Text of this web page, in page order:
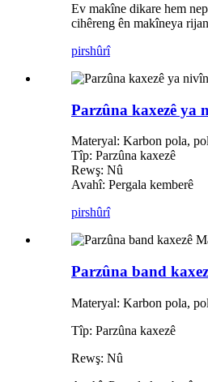
Ev makîne dikare hem
cihêreng ên makîneya
pirshûrî
Parzûna kaxezê ya
Materyal: Karbon pola,
Tîp: Parzûna kaxezê
Rewş: Nû
Avahî: Pergala kemberê
pirshûrî
Parzûna band
Materyal: Karbon pola,
Tîp: Parzûna kaxezê
Rewş: Nû